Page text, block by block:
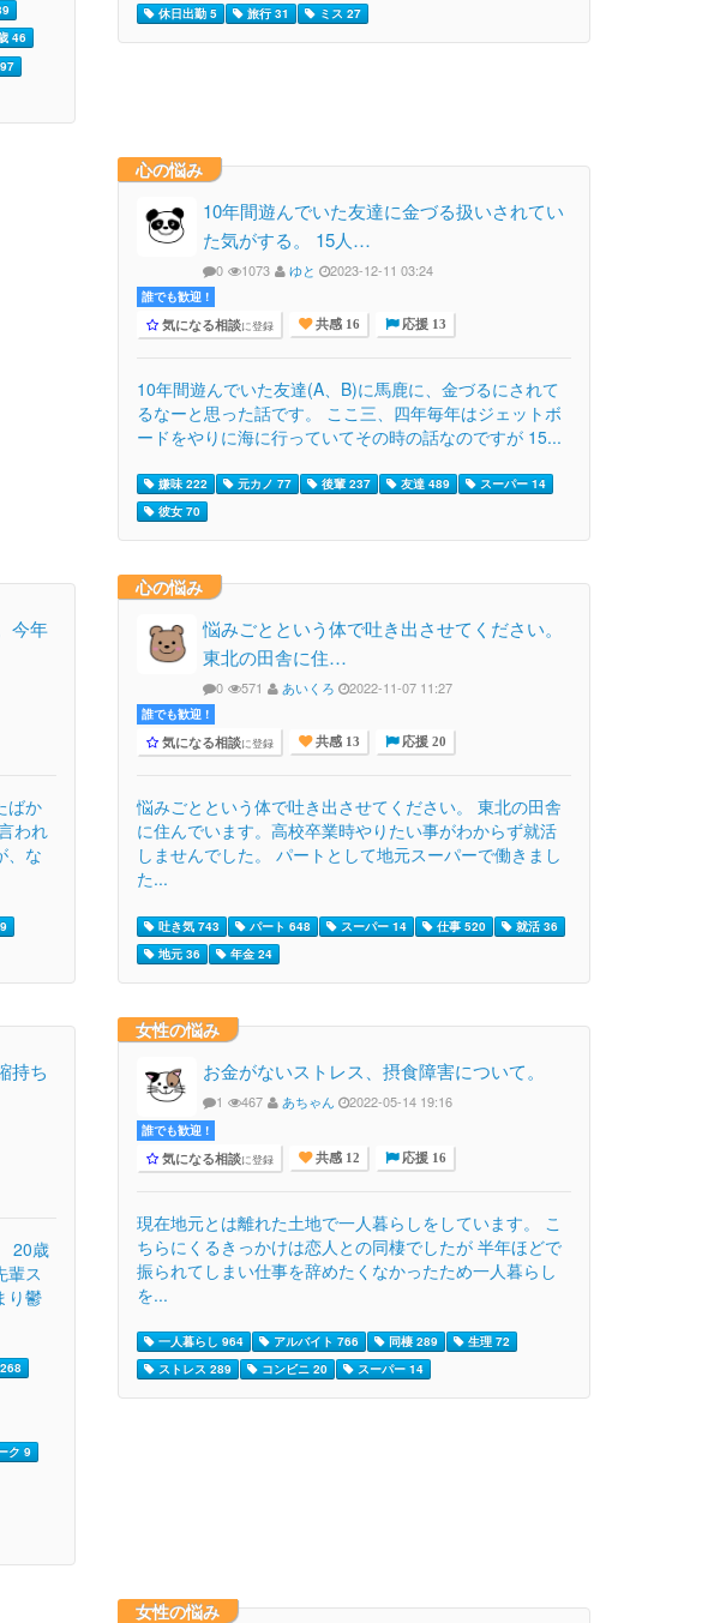
46
休日出勤 5
旅行 31 ミス 27
心の悩み
10年間遊んでいた友達に金づる扱いされてい
た気がする。 15人…
0 1073 ゆと 2023-12-11 03:24
誰でも歓迎 !
気になる相談に登録 共感 16 応援 13
10年間遊んでいた友達(A、B)に馬鹿に、金づるにされて
るなーと思った話です。 ここ三、四年毎年はジェットボ
ードをやりに海に行っていてその時の話なのですが 15...
嫌味 222 元カノ 77 後輩 237 友達 489
スーパー 14
彼女 70
今年
ばか
われ
、な
心の悩み
悩みごとという体で吐き出させてください。
東北の田舎に住…
0 571 あいくろ 2022-11-07 11:27
誰でも歓迎 !
気になる相談に登録 共感 13 応援 20
悩みごとという体で吐き出させてください。 東北の田舎
に住んでいます。高校卒業時やりたい事がわからず就活
しませんでした。 パートとして地元スーパーで働きまし
た...
吐き気 743 パート 648 スーパー 14 仕事 520
就活 36
地元 36
年金 24
持ち
20歳
輩ス
り鬱
ク 9
女性の悩み
お金がないストレス、摂食障害について。
1 467 あちゃん 2022-05-14 19:16
誰でも歓迎 !
気になる相談に登録 共感 12 応援 16
現在地元とは離れた土地で一人暮らしをしています。 こ
ちらにくるきっかけは恋人との同棲でしたが 半年ほどで
振られてしまい仕事を辞めたくなかったため一人暮らし
を...
一人暮らし 964 アルバイト 766 同棲 289
生理 72
ストレス 289
コンビニ 20 スーパー 14
女性の悩み